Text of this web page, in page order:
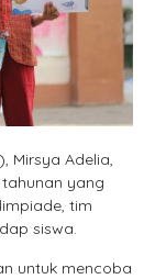
Mirsya Adelia,
tahunan yang
tim
siswa.
untuk mencoba